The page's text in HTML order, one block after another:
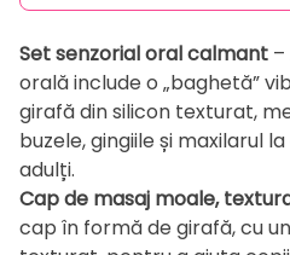
Set senzorial oral calmant
orală include o „baghetă”
girafă din silicon texturat,
buzele, gingiile și maxilarul
adulți.
Cap de masaj moale,
cap în formă de girafă, cu